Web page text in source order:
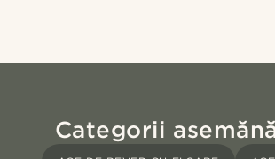
Categorii